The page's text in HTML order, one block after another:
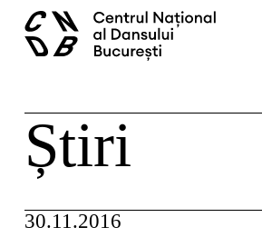
content
caută
Știri
30.11.2016